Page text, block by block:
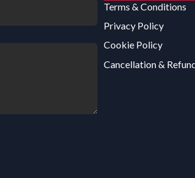
Terms & Conditions
Privacy Policy
Cookie Policy
Cancellation &